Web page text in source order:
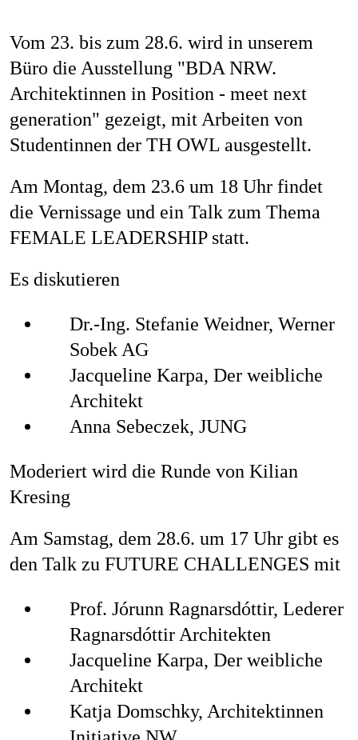
Vom 23. bis zum 28.6. wird in unserem
Büro die Ausstellung "BDA NRW.
Architektinnen in Position - meet next
generation" gezeigt, mit Arbeiten von
Studentinnen der TH OWL ausgestellt.
Am Montag, dem 23.6 um 18 Uhr findet
die Vernissage und ein Talk zum Thema
FEMALE LEADERSHIP statt.
Es diskutieren
Dr.-Ing. Stefanie Weidner, Werner
Sobek AG
Jacqueline Karpa, Der weibliche
Architekt
Anna Sebeczek, JUNG
Moderiert wird die Runde von Kilian
Kresing
Am Samstag, dem 28.6. um 17 Uhr gibt es
den Talk zu FUTURE CHALLENGES mit
Prof. Jórunn Ragnarsdóttir, Lederer
Ragnarsdóttir Architekten
Jacqueline Karpa, Der weibliche
Architekt
Katja Domschky, Architektinnen